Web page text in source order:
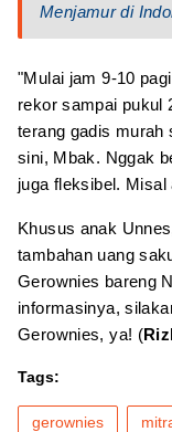
Menjamur di
"Mulai jam 9-10
rekor sampai pukul
terang gadis murah
sini, Mbak. Nggak
juga fleksibel. Misal
Khusus anak
tambahan uang
Gerownies bareng
informasinya,
Gerownies, ya! (
Tags:
gerownies